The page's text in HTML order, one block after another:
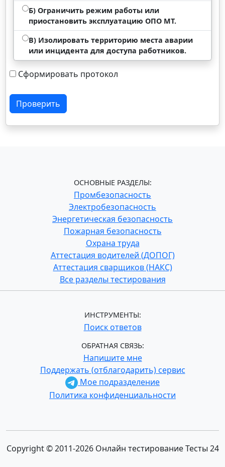
Б) Ограничить режим работы или
приостановить эксплуатацию ОПО МТ.
В) Изолировать территорию места аварии
или инцидента для доступа работников.
Сформировать протокол
Проверить
ОСНОВНЫЕ РАЗДЕЛЫ:
Промбезопасность
Электробезопасность
Энергетическая безопасность
Пожарная безопасность
Охрана труда
Аттестация водителей (ДОПОГ)
Аттестация сварщиков (НАКС)
Все разделы тестирования
ИНСТРУМЕНТЫ:
Поиск ответов
ОБРАТНАЯ СВЯЗЬ:
Напишите мне
Поддержать (отблагодарить) сервис
Мое подразделение
Политика конфиденциальности
Copyright © 2011-2026 Онлайн тестирование Тесты 24